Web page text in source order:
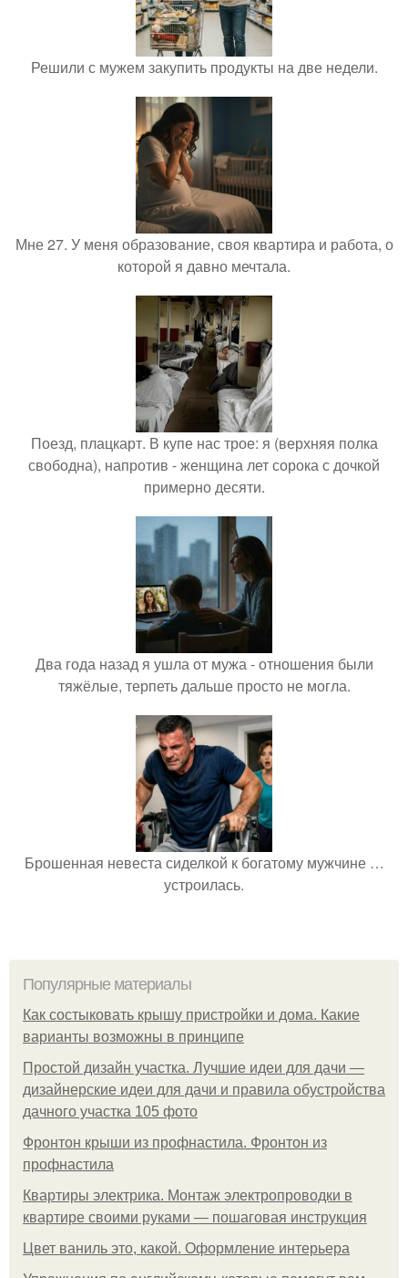
Решили с мужем закупить продукты на две недели.
Мне 27. У меня образование, своя квартира и работа, о
которой я давно мечтала.
Поезд, плацкарт. В купе нас трое: я (верхняя полка
свободна), напротив - женщина лет сорока с дочкой
примерно десяти.
Два года назад я ушла от мужа - отношения были
тяжёлые, терпеть дальше просто не могла.
Брошенная невеста сиделкой к богатому мужчине …
устроилась.
Популярные материалы
Как состыковать крышу пристройки и дома. Какие
варианты возможны в принципе
Простой дизайн участка. Лучшие идеи для дачи —
дизайнерские идеи для дачи и правила обустройства
дачного участка 105 фото
Фронтон крыши из профнастила. Фронтон из
профнастила
Квартиры электрика. Монтаж электропроводки в
квартире своими руками — пошаговая инструкция
Цвет ваниль это, какой. Оформление интерьера